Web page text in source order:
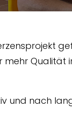
mehr Qualität
und nach